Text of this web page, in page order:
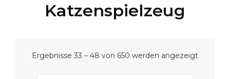
Katzenspielzeug
Ergebnisse 33 – 48 von 650 werden angezeigt